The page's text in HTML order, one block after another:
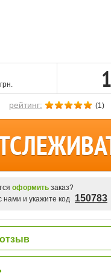
грн.
рейтинг: (1)
оформить заказ?
нами и укажите код 150783